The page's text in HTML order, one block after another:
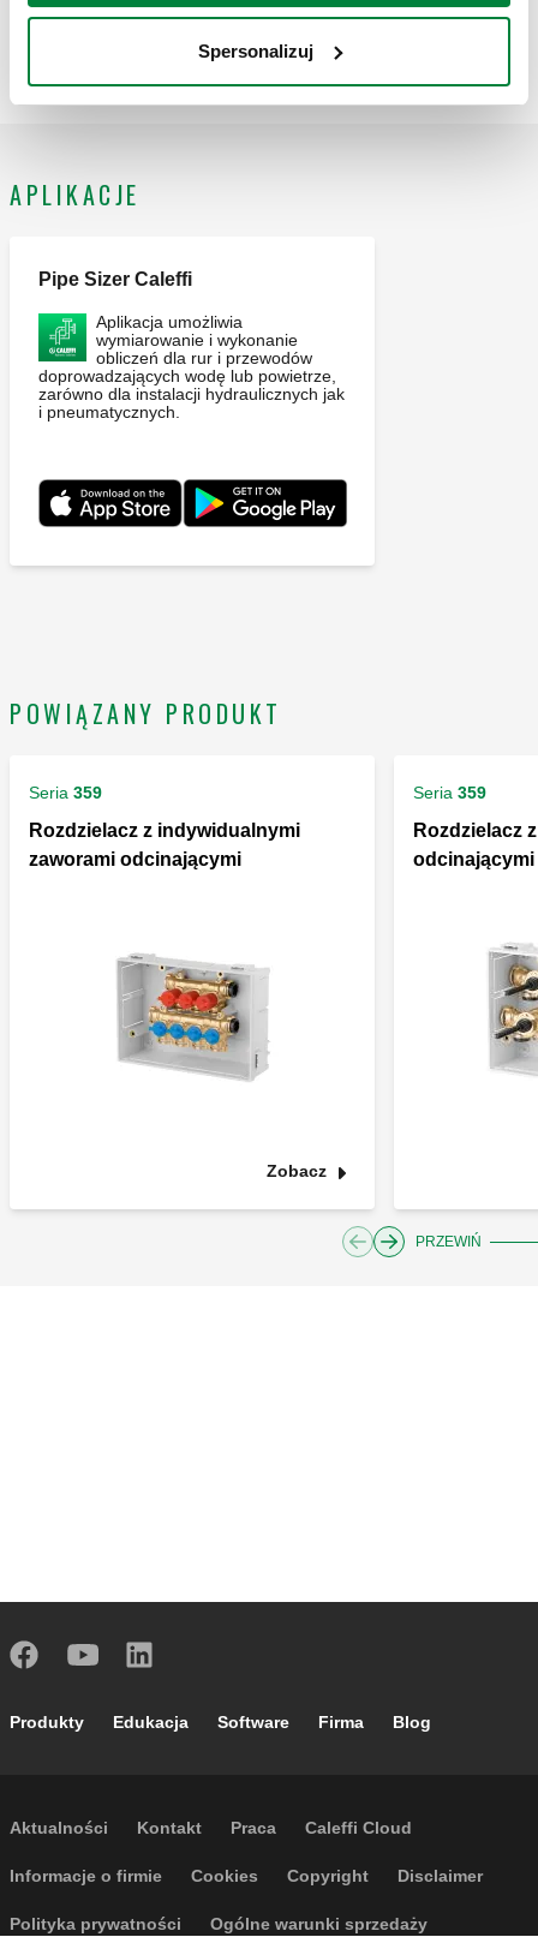
Spersonalizuj
359014
Zapasowa skrzynka na główne
zawory odcinające
359100,
APLIKACJE
Pipe Sizer Caleffi
Aplikacja umożliwia
wymiarowanie i wykonanie
obliczeń dla rur i przewodów
doprowadzających wodę lub powietrze,
zarówno dla instalacji hydraulicznych jak
i pneumatycznych.
POWIĄZANY PRODUKT
Seria 359
Rozdzielacz z indywidualnymi
zaworami odcinającymi
Zobacz
Seria 359
Rozdzielacz
odcinającymi
PRZEWIŃ
Footer main navigation
Produkty Edukacja Software Firma Blog
Footer secondary navigation
Aktualności Kontakt Praca Caleffi Cloud
Footer menu
Informacje o firmie Cookies Copyright Disclaimer
Polityka prywatności Ogólne warunki sprzedaży